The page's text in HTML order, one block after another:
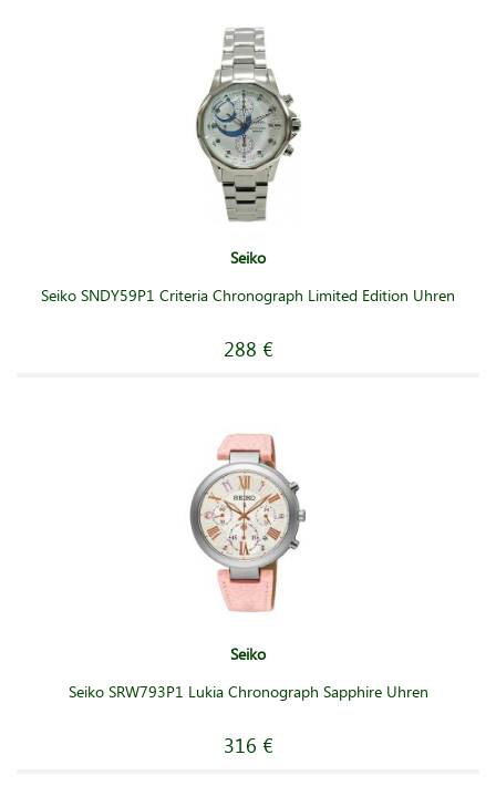
Seiko
Seiko SNDY59P1 Criteria Chronograph Limited Edition Uhren
288 €
Seiko
Seiko SRW793P1 Lukia Chronograph Sapphire Uhren
316 €